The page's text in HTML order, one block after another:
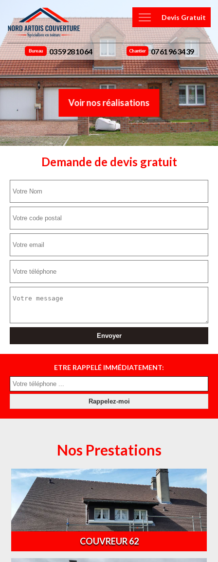
Devis Gratuit
Bureau 03 59 28 10 64 Chantier 07 61 96 34 39
Voir nos réalisations
Demande de devis gratuit
ETRE RAPPELÉ IMMÉDIATEMENT:
Nos Prestations
COUVREUR 62